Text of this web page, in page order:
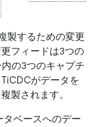
製するための変更
フィードは3つの
の3つのキャプチ
がデータを
製されます。
ベースへのデー